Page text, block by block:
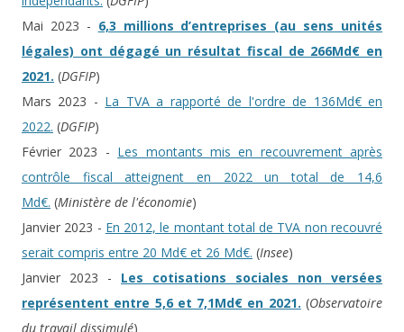
Mai 2023 - 6,3 millions d’entreprises (au sens unités
légales) ont dégagé un résultat fiscal de 266Md€ en
2021. (DGFIP)
Mars 2023 - La TVA a rapporté de l'ordre de 136Md€ en
2022. (DGFIP)
Février 2023 - Les montants mis en recouvrement après
contrôle fiscal atteignent en 2022 un total de 14,6
Md€. (Ministère de l'économie)
Janvier 2023 - En 2012, le montant total de TVA non recouvré
serait compris entre 20 Md€ et 26 Md€. (Insee)
Janvier 2023 - Les cotisations sociales non versées
représentent entre 5,6 et 7,1Md€ en 2021. (Observatoire
du travail dissimulé)